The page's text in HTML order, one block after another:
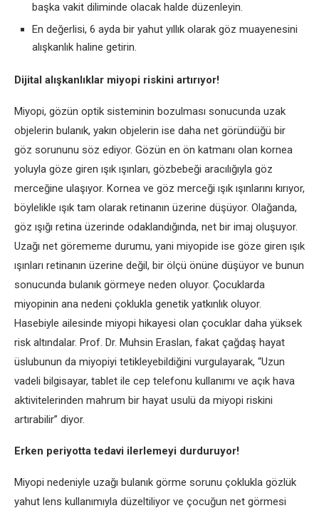
başka vakit diliminde olacak halde düzenleyin.
En değerlisi, 6 ayda bir yahut yıllık olarak göz muayenesini
alışkanlık haline getirin.
Dijital alışkanlıklar miyopi riskini artırıyor!
Miyopi, gözün optik sisteminin bozulması sonucunda uzak
objelerin bulanık, yakın objelerin ise daha net göründüğü bir
göz sorununu söz ediyor. Gözün en ön katmanı olan kornea
yoluyla göze giren ışık ışınları, gözbebeği aracılığıyla göz
merceğine ulaşıyor. Kornea ve göz merceği ışık ışınlarını kırıyor,
böylelikle ışık tam olarak retinanın üzerine düşüyor. Olağanda,
göz ışığı retina üzerinde odaklandığında, net bir imaj oluşuyor.
Uzağı net görememe durumu, yani miyopide ise göze giren ışık
ışınları retinanın üzerine değil, bir ölçü önüne düşüyor ve bunun
sonucunda bulanık görmeye neden oluyor. Çocuklarda
miyopinin ana nedeni çoklukla genetik yatkınlık oluyor.
Hasebiyle ailesinde miyopi hikayesi olan çocuklar daha yüksek
risk altındalar. Prof. Dr. Muhsin Eraslan, fakat çağdaş hayat
üslubunun da miyopiyi tetikleyebildiğini vurgulayarak, “Uzun
vadeli bilgisayar, tablet ile cep telefonu kullanımı ve açık hava
aktivitelerinden mahrum bir hayat usulü da miyopi riskini
artırabilir” diyor.
Erken periyotta tedavi ilerlemeyi durduruyor!
Miyopi nedeniyle uzağı bulanık görme sorunu çoklukla gözlük
yahut lens kullanımıyla düzeltiliyor ve çocuğun net görmesi